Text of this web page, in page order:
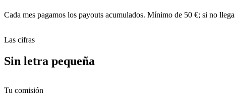
Cada mes pagamos los payouts acumulados. Mínimo de 50 €; si no
Las cifras
Sin letra pequeña
Tu comisión